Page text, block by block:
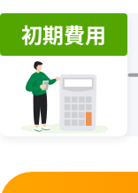
初期費用